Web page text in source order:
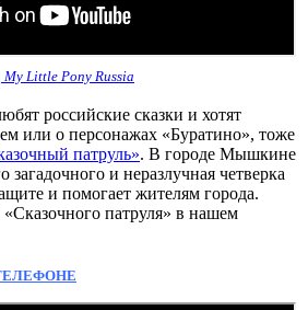
My Little Pony Russia
российские сказки и хотят
или о персонажах «Буратино», тоже
патруль». В городе Мышкине
загадочного и неразлучная четверка
и помогает жителям города.
патруля» в нашем